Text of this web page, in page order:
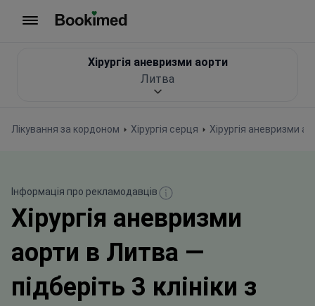
Лікування за кордоном Хірургія серця Хірургія аневризми
Хірургія аневризми аорти
Литва
Інформація про рекламодавців
Хірургія аневризми
аорти в Литва —
підберіть 3 клініки з